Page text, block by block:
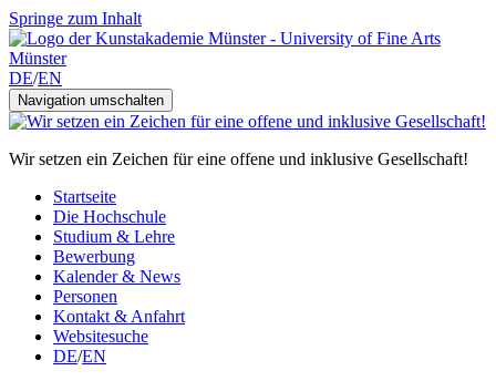
Springe zum Inhalt
DE/EN
Navigation umschalten
Wir setzen ein Zeichen für eine offene und inklusive Gesellschaft!
Startseite
Die Hochschule
Studium & Lehre
Bewerbung
Kalender & News
Personen
Kontakt & Anfahrt
Websitesuche
DE/EN